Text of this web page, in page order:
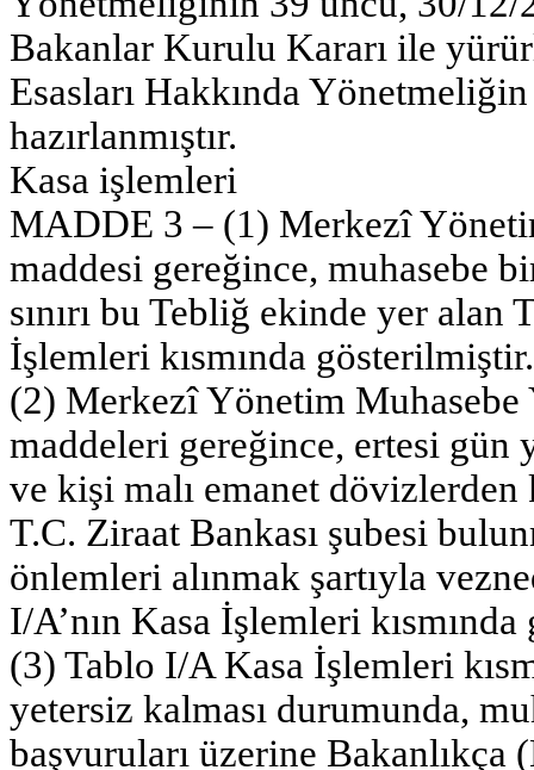
Bakanlar Kurulu Kararı ile
Esasları Hakkında
hazırlanmıştır.
Kasa işlemleri
MADDE 3 – (1) Merkezî
maddesi gereğince, muhasebe
sınırı bu Tebliğ ekinde yer
İşlemleri kısmında gösterilmiştir.
(2) Merkezî Yönetim
maddeleri gereğince, ertesi gün
ve kişi malı emanet
T.C. Ziraat Bankası şubesi
önlemleri alınmak şartıyla
I/A’nın Kasa İşlemleri
(3) Tablo I/A Kasa İşlemleri
yetersiz kalması durumunda,
başvuruları üzerine